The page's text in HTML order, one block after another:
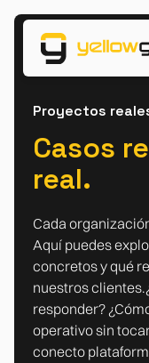
Proyectos
Casos
real.
Cada
Aquí puedes
concretos y qué
nuestros
responder?
operativo sin
conecto